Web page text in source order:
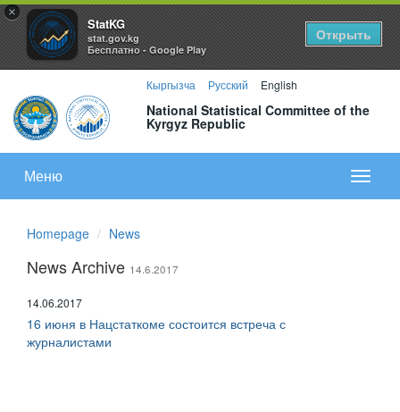
×
StatKG
stat.gov.kg
Бесплатно - Google Play
Открыть
Кыргызча Русский English
National Statistical Committee of the
Kyrgyz Republic
меню
Меню
Homepage News
News Archive 14.6.2017
14.06.2017
16 июня в Нацстаткоме состоится встреча с
журналистами